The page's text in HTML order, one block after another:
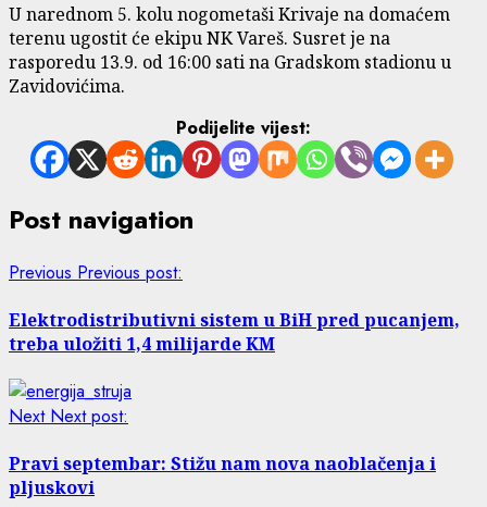
U narednom 5. kolu nogometaši Krivaje na domaćem
terenu ugostit će ekipu NK Vareš. Susret je na
rasporedu 13.9. od 16:00 sati na Gradskom stadionu u
Zavidovićima.
Podijelite vijest:
Post navigation
Previous Previous post:
Elektrodistributivni sistem u BiH pred pucanjem,
treba uložiti 1,4 milijarde KM
Next Next post:
Pravi septembar: Stižu nam nova naoblačenja i
pljuskovi